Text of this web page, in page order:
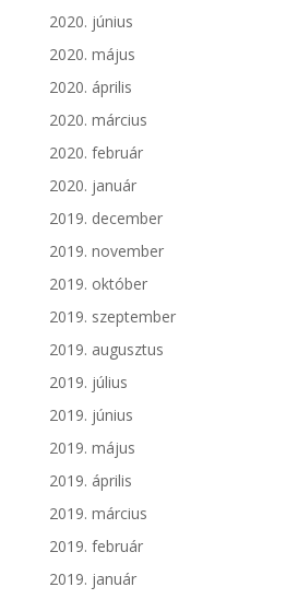
2020. június
2020. május
2020. április
2020. március
2020. február
2020. január
2019. december
2019. november
2019. október
2019. szeptember
2019. augusztus
2019. július
2019. június
2019. május
2019. április
2019. március
2019. február
2019. január